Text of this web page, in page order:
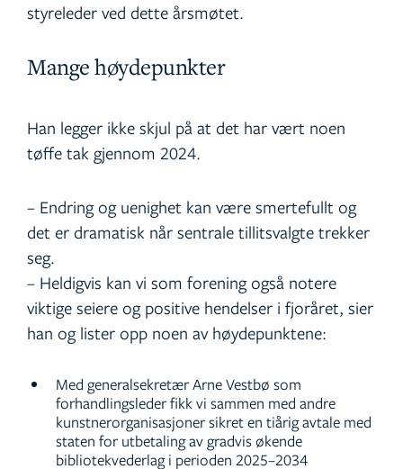
styreleder ved dette årsmøtet.
Mange høydepunkter
Han legger ikke skjul på at det har vært noen
tøffe tak gjennom 2024.
– Endring og uenighet kan være smertefullt og
det er dramatisk når sentrale tillitsvalgte trekker
seg.
– Heldigvis kan vi som forening også notere
viktige seiere og positive hendelser i fjoråret, sier
han og lister opp noen av høydepunktene:
Med generalsekretær Arne Vestbø som
forhandlingsleder fikk vi sammen med andre
kunstnerorganisasjoner sikret en tiårig avtale med
staten for utbetaling av gradvis økende
bibliotekvederlag i perioden 2025–2034